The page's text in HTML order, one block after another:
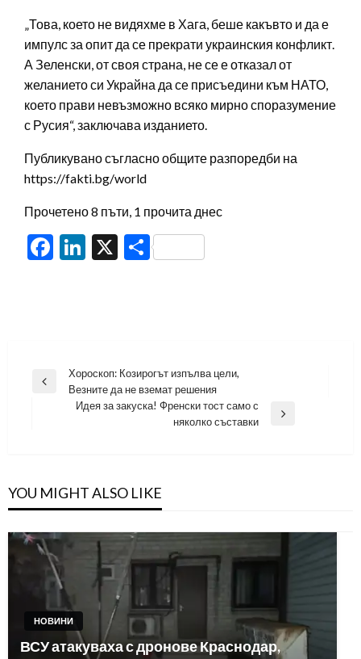
„Това, което не видяхме в Хага, беше какъвто и да е
импулс за опит да се прекрати украинския конфликт.
А Зеленски, от своя страна, не се е отказал от
желанието си Украйна да се присъедини към НАТО,
което прави невъзможно всяко мирно споразумение
с Русия“, заключава изданието.
Публикувано съгласно общите разпоредби на
https://fakti.bg/world
Прочетено 8 пъти, 1 прочита днес
Facebook
LinkedIn
X Share
Навигация
Previous
Хороскоп: Козирогът изпълва цели,
Везните да не вземат решения
Идея за закуска! Френски тост само с
няколко съставки
YOU MIGHT ALSO LIKE
НОВИНИ
ВСУ атакуваха с дронове Краснодар,